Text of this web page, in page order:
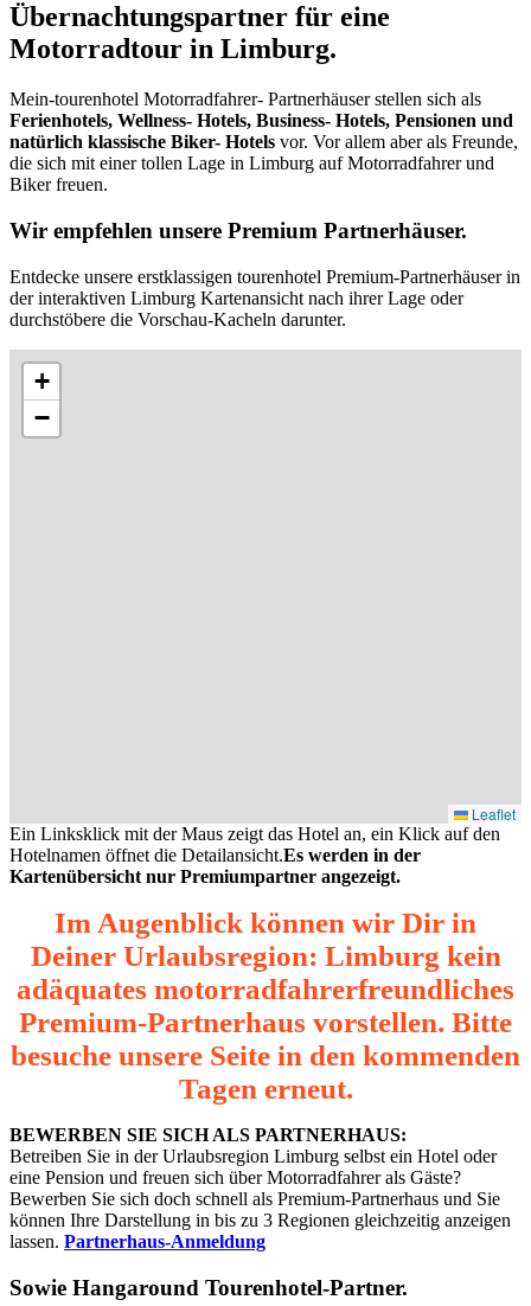
Übernachtungspartner für eine
Motorradtour in Limburg.
Mein-tourenhotel Motorradfahrer- Partnerhäuser stellen sich als
Ferienhotels, Wellness- Hotels, Business- Hotels, Pensionen und
natürlich klassische Biker- Hotels vor. Vor allem aber als Freunde,
die sich mit einer tollen Lage in Limburg auf Motorradfahrer und
Biker freuen.
Wir empfehlen unsere Premium Partnerhäuser.
Entdecke unsere erstklassigen tourenhotel Premium-Partnerhäuser in
der interaktiven Limburg Kartenansicht nach ihrer Lage oder
durchstöbere die Vorschau-Kacheln darunter.
+
−
Leaflet
Ein Linksklick mit der Maus zeigt das Hotel an, ein Klick auf den
Hotelnamen öffnet die Detailansicht.Es werden in der
Kartenübersicht nur Premiumpartner angezeigt.
Im Augenblick können wir Dir in
Deiner Urlaubsregion: Limburg kein
adäquates motorradfahrerfreundliches
Premium-Partnerhaus vorstellen. Bitte
besuche unsere Seite in den kommenden
Tagen erneut.
BEWERBEN SIE SICH ALS PARTNERHAUS:
Betreiben Sie in der Urlaubsregion Limburg selbst ein Hotel oder
eine Pension und freuen sich über Motorradfahrer als Gäste?
Bewerben Sie sich doch schnell als Premium-Partnerhaus und Sie
können Ihre Darstellung in bis zu 3 Regionen gleichzeitig anzeigen
lassen. Partnerhaus-Anmeldung
Sowie Hangaround Tourenhotel-Partner.